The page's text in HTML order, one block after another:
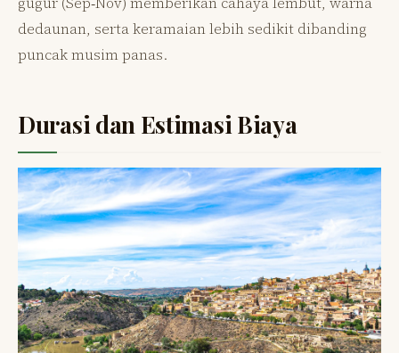
dedaunan, serta keramaian lebih sedikit dibanding
puncak musim panas.
Durasi dan Estimasi Biaya